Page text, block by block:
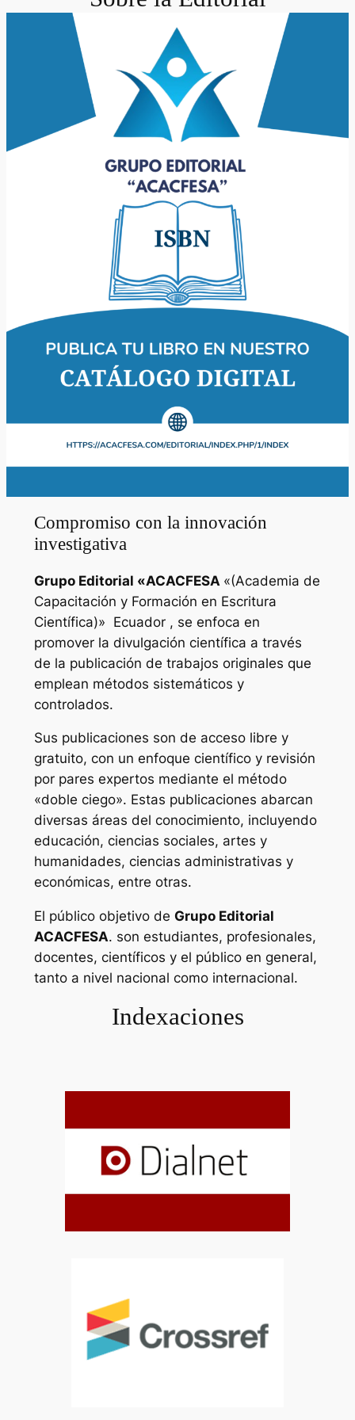
Compromiso con la innovación
investigativa
Grupo Editorial «ACACFESA «(Academia de
Capacitación y Formación en Escritura
Científica)» Ecuador , se enfoca en
promover la divulgación científica a través
de la publicación de trabajos originales que
emplean métodos sistemáticos y
controlados.
Sus publicaciones son de acceso libre y
gratuito, con un enfoque científico y revisión
por pares expertos mediante el método
«doble ciego». Estas publicaciones abarcan
diversas áreas del conocimiento, incluyendo
educación, ciencias sociales, artes y
humanidades, ciencias administrativas y
económicas, entre otras.
El público objetivo de Grupo Editorial
ACACFESA. son estudiantes, profesionales,
docentes, científicos y el público en general,
tanto a nivel nacional como internacional.
Indexaciones